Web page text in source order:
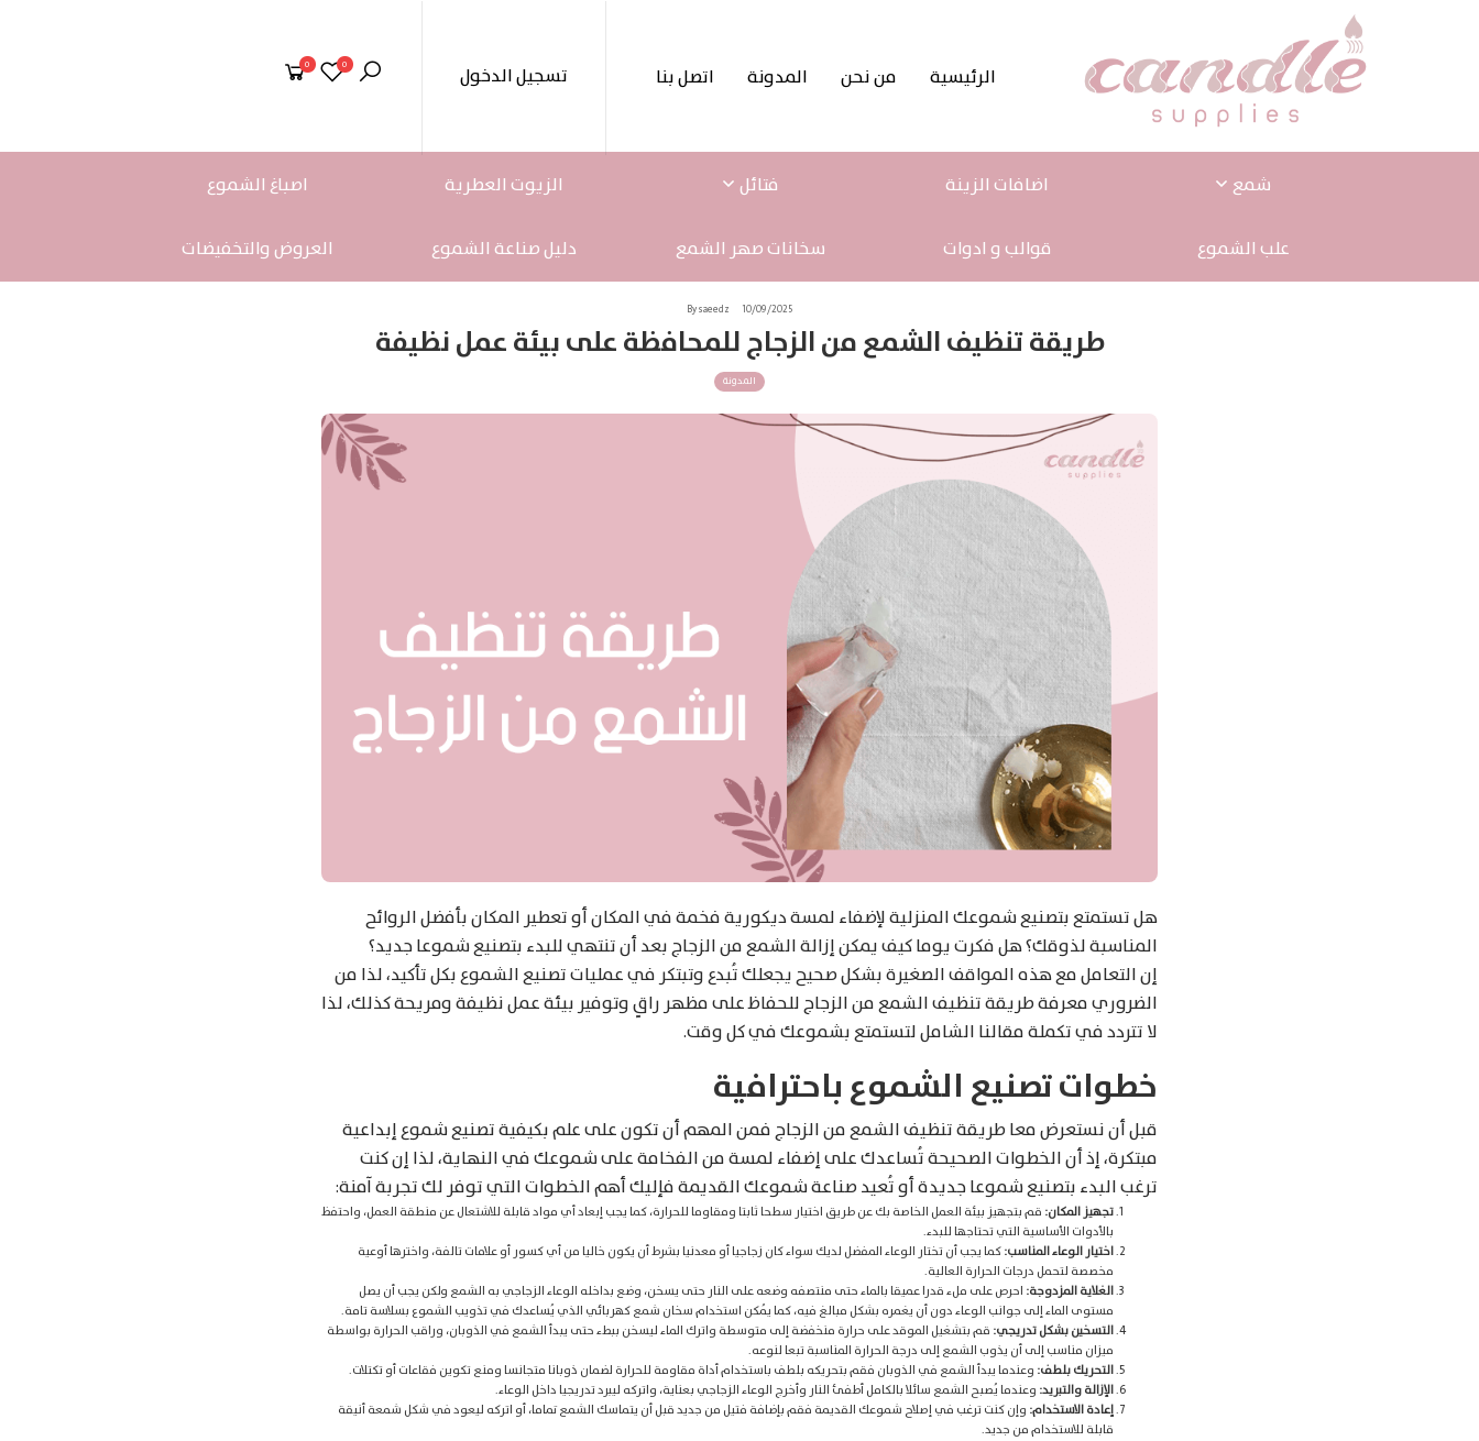
الرئيسية من نحن المدونة اتصل بنا تسجيل الدخول 0
0
شمع اضافات الزينة فتائل الزيوت العطرية اصباغ الشموع
علب الشموع قوالب و ادوات سخانات صهر الشمع دليل صناعة الشموع العروض والتخفيضات
10/09/2025
By saeedz
طريقة تنظيف الشمع من الزجاج للمحافظة على بيئة عمل نظيفة
المدونة
هل تستمتع بتصنيع شموعك المنزلية لإضفاء لمسة ديكورية فخمة في المكان أو تعطير المكان بأفضل الروائح
المناسبة لذوقك؟ هل فكرت يوما كيف يمكن إزالة الشمع من الزجاج بعد أن تنتهي للبدء بتصنيع شموعا جديد؟
إن التعامل مع هذه المواقف الصغيرة بشكل صحيح يجعلك تُبدع وتبتكر في عمليات تصنيع الشموع بكل تأكيد، لذا من
الضروري معرفة طريقة تنظيف الشمع من الزجاج للحفاظ على مظهر راقِِ وتوفير بيئة عمل نظيفة ومريحة كذلك، لذا
لا تتردد في تكملة مقالنا الشامل لتستمتع بشموعك في كل وقت.
خطوات تصنيع الشموع باحترافية
قبل أن نستعرض معا طريقة تنظيف الشمع من الزجاج فمن المهم أن تكون على علم بكيفية تصنيع شموع إبداعية
مبتكرة، إذ أن الخطوات الصحيحة تُساعدك على إضفاء لمسة من الفخامة على شموعك في النهاية، لذا إن كنت
ترغب البدء بتصنيع شموعا جديدة أو تُعيد صناعة شموعك القديمة فإليك أهم الخطوات التي توفر لك تجربة آمنة:
تجهيز المكان: قم بتجهيز بيئة العمل الخاصة بك عن طريق اختيار سطحا ثابتا ومقاوما للحرارة، كما يجب إبعاد أي مواد قابلة للاشتعال عن منطقة العمل، واحتفظ
بالأدوات الأساسية التي تحتاجها للبدء.
اختيار الوعاء المناسب:كما يجب أن تختار الوعاء المفضل لديك سواء كان زجاجيا أو معدنيا بشرط أن يكون خاليا من أي كسور أو علامات تالفة، واخترها أوعية
مخصصة لتحمل درجات الحرارة العالية.
الغلاية المزدوجة: احرص على ملء قدرا عميقا بالماء حتى منتصفه وضعه على النار حتى يسخن، وضع بداخله الوعاء الزجاجي به الشمع ولكن يجب أن يصل
مستوى الماء إلى جوانب الوعاء دون أن يغمره بشكل مبالغ فيه، كما يُمكن استخدام سخان شمع كهربائي الذي يُساعدك في تذويب الشموع بسلاسة تامة.
التسخين بشكل تدريجي: قم بتشغيل الموقد على حرارة منخفضة إلى متوسطة واترك الماء ليسخن ببطء حتى يبدأ الشمع في الذوبان، وراقب الحرارة بواسطة
ميزان مناسب إلى أن يذوب الشمع إلى درجة الحرارة المناسبة تبعا لنوعه.
التحريك بلطف: وعندما يبدأ الشمع في الذوبان فقم بتحريكه بلطف باستخدام أداة مقاومة للحرارة لضمان ذوبانا متجانسا ومنع تكوين فقاعات أو تكتلات.
الإزالة والتبريد: وعندما يُصبح الشمع سائلا بالكامل أطفئ النار وأخرج الوعاء الزجاجي بعناية، واتركه ليبرد تدريجيا داخل الوعاء.
إعادة الاستخدام: وإن كنت ترغب في إصلاح شموعك القديمة فقم بإضافة فتيل من جديد قبل أن يتماسك الشمع تماما، أو اتركه ليعود في شكل شمعة أنيقة
قابلة للاستخدام من جديد.